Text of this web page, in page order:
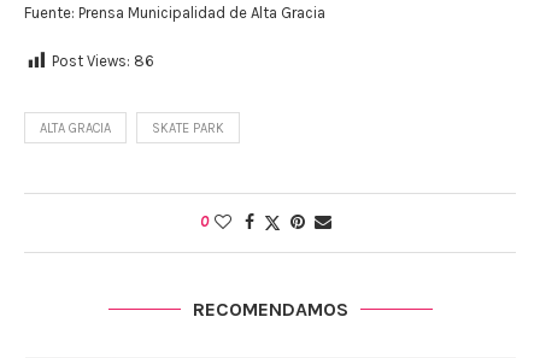
Fuente: Prensa Municipalidad de Alta Gracia
Post Views: 86
ALTA GRACIA SKATE PARK
0
RECOMENDAMOS